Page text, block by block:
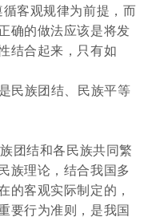
客观规律为前提，而
确的做法应该是将发
结合起来，只有如
民族团结、民族平等
团结和各民族共同繁
族理论，结合我国多
的客观实际制定的，
要行为准则，是我国